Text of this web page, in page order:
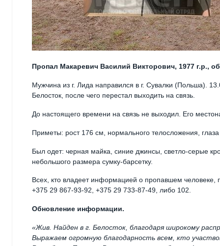
Пропал Макаревич Василий Викторович, 1977 г.р.,
Мужчина из г. Лида направился в г. Сувалки (Польша).
Белосток, после чего перестал выходить на связь.
До настоящего времени на связь не выходил. Его
Приметы: рост 176 см, нормального телосложения,
Был одет: черная майка, синие джинсы, светло-серые
небольшого размера сумку-барсетку.
Всех, кто владеет информацией о пропавшем
+375 29 867-93-92, +375 29 733-87-49, либо 102.
Обновление информации.
«Жив. Найден в г. Белосток, благодаря широкому
Выражаем огромную благодарность всем, кто